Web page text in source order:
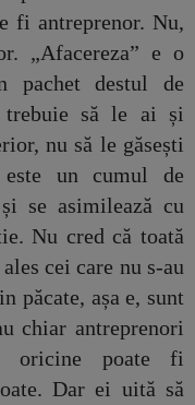
fi antreprenor. Nu,
„Afacereza” e o
pachet destul de
să le ai și
nu să le găsești
este un cumul de
se asimilează cu
Nu cred că toată
cei care nu s-au
păcate, așa e, sunt
chiar antreprenori
oricine poate fi
Dar ei uită să